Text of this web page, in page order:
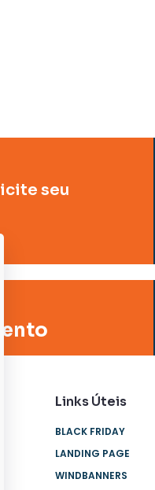
seu
Links Úteis
BLACK FRIDAY
LANDING PAGE
WINDBANNERS